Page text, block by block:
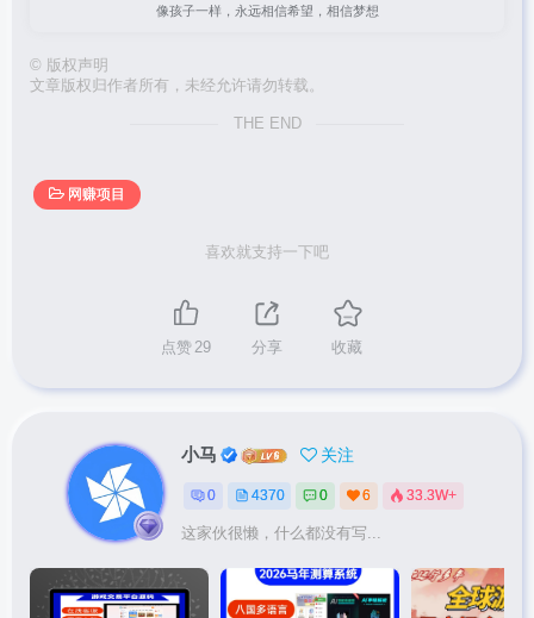
像孩子一样，永远相信希望，相信梦想
© 版权声明
文章版权归作者所有，未经允许请勿转载。
THE END
网赚项目
喜欢就支持一下吧
点赞29 分享 收藏
小马 关注
0 4370 0 6 33.3W+
这家伙很懒，什么都没有写...